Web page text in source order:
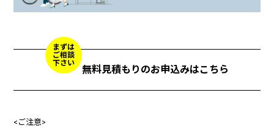
まずは
ご相談
下さい
無料見積もりのお申込みはこちら
<ご注意>